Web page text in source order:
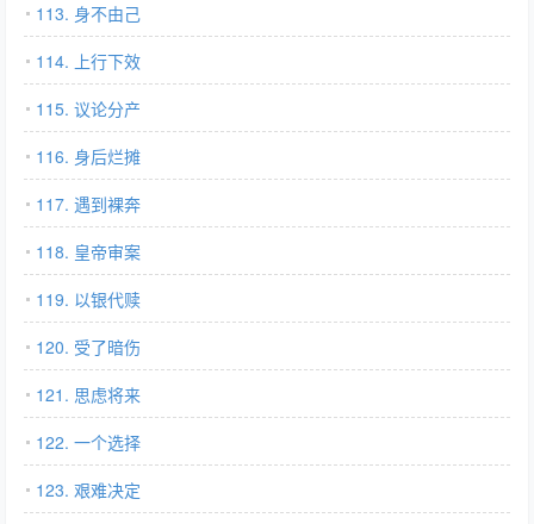
113. 身不由己
114. 上行下效
115. 议论分产
116. 身后烂摊
117. 遇到裸奔
118. 皇帝审案
119. 以银代赎
120. 受了暗伤
121. 思虑将来
122. 一个选择
123. 艰难决定